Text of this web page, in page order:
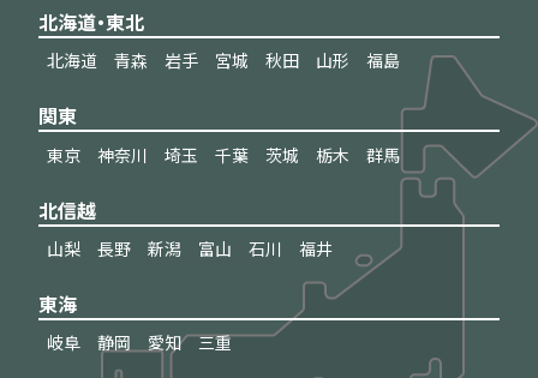
北海道・東北
北海道 青森 岩手 宮城 秋田 山形 福島
関東
東京 神奈川 埼玉 千葉 茨城 栃木 群馬
北信越
山梨 長野 新潟 富山 石川 福井
東海
岐阜 静岡 愛知 三重